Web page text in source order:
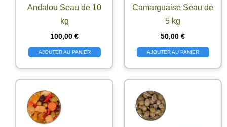
Andalou Seau de 10
kg
100,00 €
AJOUTER AU PANIER
Camarguaise Seau de
5 kg
50,00 €
AJOUTER AU PANIER